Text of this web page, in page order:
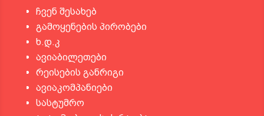
ჩვენ შესახებ
გამოყენების პირობები
ხ.დ.კ
ავიაბილეთები
რეისების განრიგი
ავიაკომპანიები
სასტუმრო